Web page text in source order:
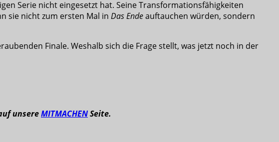
Serie nicht eingesetzt hat. Seine Transformationsfähigkeiten
sie nicht zum ersten Mal in Das Endeauftauchen würden, sondern
Finale. Weshalb sich die Frage stellt, was jetzt noch in der
unsereMITMACHENSeite.